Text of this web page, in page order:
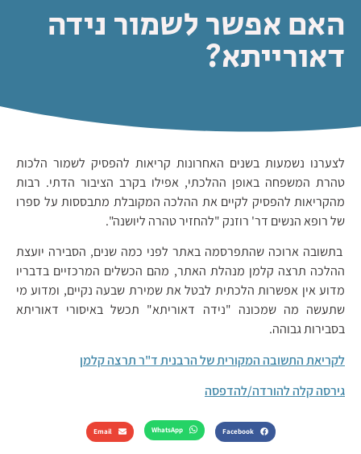
האם אפשר לשמור נידה
דאורייתא?
לצערנו נשמעות בשנים האחרונות קריאות להפסיק לשמור הלכות
טהרת המשפחה באופן ההלכתי, אפילו בקרב הציבור הדתי. רבות
מהקריאות להפסיק לקיים את ההלכה המקובלת מתבססות על ספרו
של רופא הנשים דר' רוזנק "להחזיר טהרה ליושנה".
בתשובה ארוכה שהתפרסמה באתר לפני כמה שנים, הסבירה יועצת
ההלכה תרצה קלמן מנהלת האתר, מהם הכשלים המרכזיים בדבריו
מדוע אין אפשרות הלכתית לבטל את שמירת שבעה נקיים, ומדוע מי
שתעשה מה שמכונה "נידה דאוריתא" תכשל באיסורי דאוריתא
בסבירות גבוהה.
לקריאת התשובה המקורית של הרבנית ד"ר תרצה קלמן
גירסה קלה להורדה/להדפסה
Facebook
WhatsApp
Email